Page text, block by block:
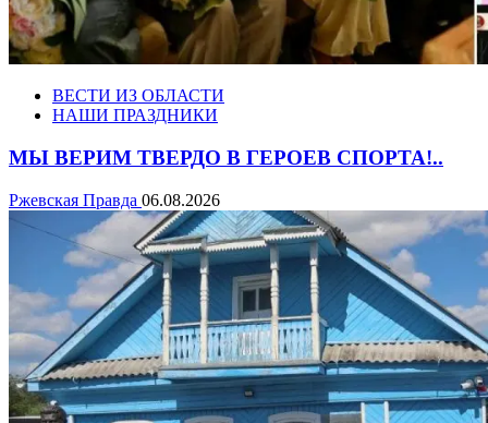
ВЕСТИ ИЗ ОБЛАСТИ
НАШИ ПРАЗДНИКИ
МЫ ВЕРИМ ТВЕРДО В ГЕРОЕВ СПОРТА!..
Ржевская Правда 06.08.2026